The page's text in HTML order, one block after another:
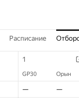
Расписание
1
GP30 Орын
—
—
1
GP30 Орын
—
—